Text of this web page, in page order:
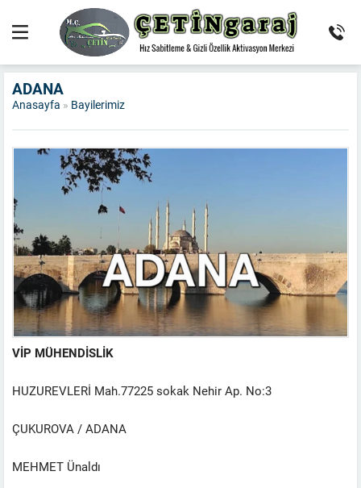
ADANA
Anasayfa » Bayilerimiz
VİP MÜHENDİSLİK
HUZUREVLERİ Mah.77225 sokak Nehir Ap. No:3
ÇUKUROVA / ADANA
MEHMET Ünaldı